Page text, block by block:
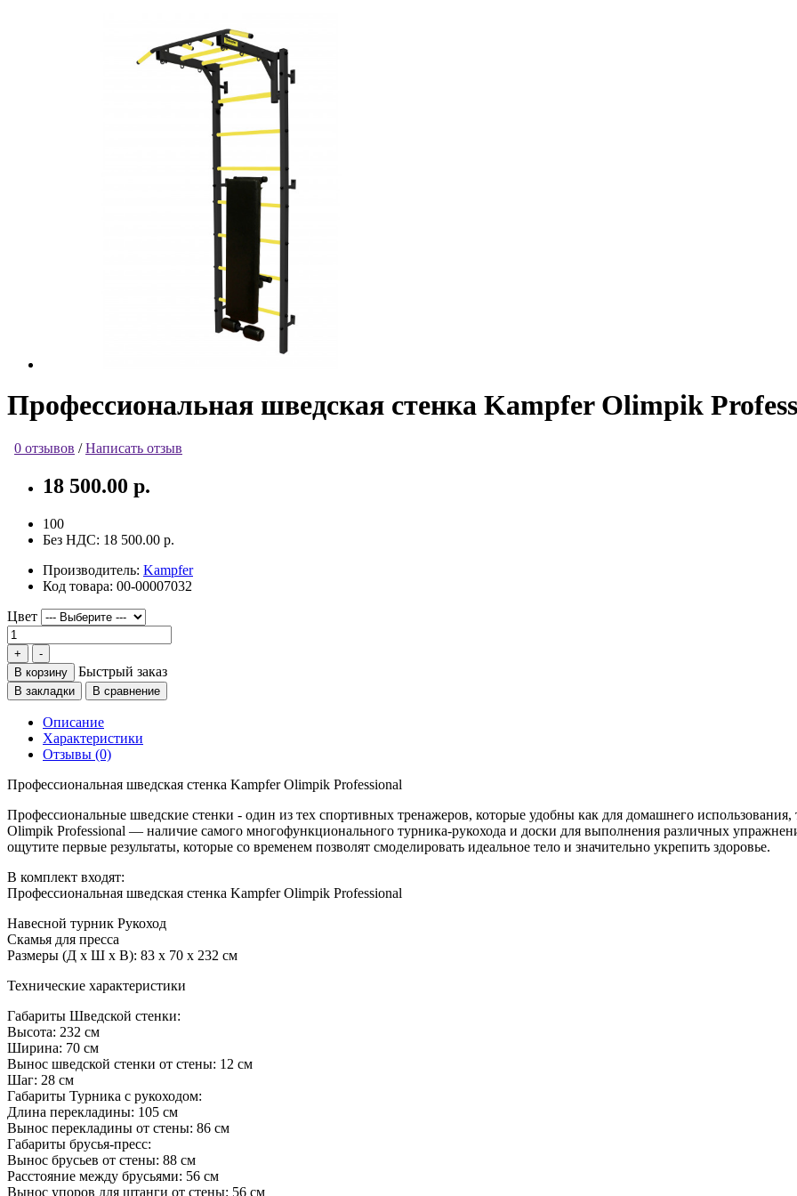
Профессиональная шведская стенка Kampfer Olimpik
0 отзывов /Написать отзыв
18 500.00 р.
100
Без НДС: 18 500.00 р.
Производитель: Kampfer
Код товара: 00-00007032
Цвет
В корзину Быстрый заказ
В закладки В сравнение
Описание
Характеристики
Отзывы (0)
Профессиональная шведская стенка Kampfer Olimpik Professional
Профессиональные шведские стенки - один из тех спортивных тренажеров, которые удобны как для домашнего
Olimpik Professional — наличие самого многофункционального турника-рукохода и доски для выполнения различных
ощутите первые результаты, которые со временем позволят смоделировать идеальное тело и значительно укрепить здоровье.
В комплект входят:
Профессиональная шведская стенка Kampfer Olimpik Professional
Навесной турник Рукоход
Скамья для пресса
Размеры (Д x Ш x В): 83 x 70 x 232 см
Технические характеристики
Габариты Шведской стенки:
Высота: 232 см
Ширина: 70 см
Вынос шведской стенки от стены: 12 см
Шаг: 28 см
Габариты Турника с рукоходом:
Длина перекладины: 105 см
Вынос перекладины от стены: 86 см
Габариты брусья-пресс:
Вынос брусьев от стены: 88 см
Расстояние между брусьями: 56 см
Вынос упоров для штанги от стены: 56 см